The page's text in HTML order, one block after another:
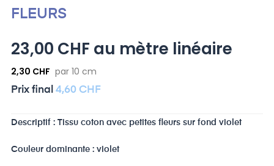
FLEURS
23,00 CHF au mètre linéaire
2,30 CHF par 10 cm
Prix ​​final 4,60 CHF
Descriptif : Tissu coton avec petites fleurs sur fond violet
Couleur dominante : violet